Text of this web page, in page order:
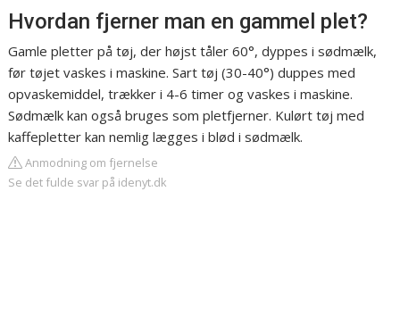
Hvordan fjerner man en gammel plet?
Gamle pletter på tøj, der højst tåler 60°, dyppes i sødmælk,
før tøjet vaskes i maskine. Sart tøj (30-40°) duppes med
opvaskemiddel, trækker i 4-6 timer og vaskes i maskine.
Sødmælk kan også bruges som pletfjerner. Kulørt tøj med
kaffepletter kan nemlig lægges i blød i sødmælk.
Anmodning om fjernelse
Se det fulde svar på idenyt.dk